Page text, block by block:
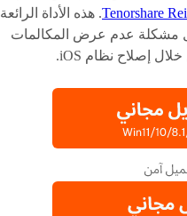
Tenorshare. هذه الأداة الرائعة
مشكلة عدم عرض المكالمات